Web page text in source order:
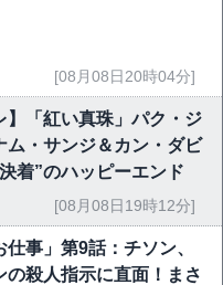
[08月08日20時04分]
】「紅い真珠」パク・ジ
ム・サンジ＆カン・ダビ
着”のハッピーエンド
[08月08日19時12分]
仕事」第9話：チソン、
の殺人指示に直面！まさ